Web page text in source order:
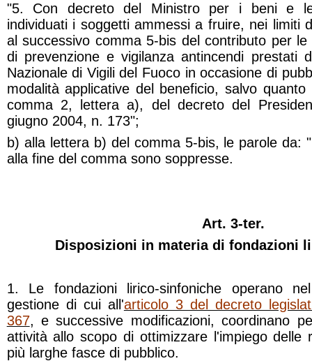
"5. Con decreto del Ministro per i beni e
individuati i soggetti ammessi a fruire, nei limiti
al successivo comma 5-bis del contributo per
di prevenzione e vigilanza antincendi prestati
Nazionale di Vigili del Fuoco in occasione di
modalità applicative del beneficio, salvo
comma 2, lettera a), del decreto del
giugno 2004, n. 173";
b) alla lettera b) del comma 5-bis, le parole da:
alla fine del comma sono soppresse.
Art. 3-ter.
Disposizioni in materia di fondazioni
1. Le fondazioni lirico-sinfoniche operano
gestione di cui all'articolo 3 del decreto
367, e successive modificazioni, coordinano
attività allo scopo di ottimizzare l'impiego delle
più larghe fasce di pubblico.